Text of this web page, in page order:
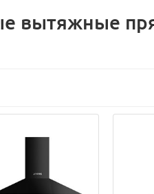
вытяжные